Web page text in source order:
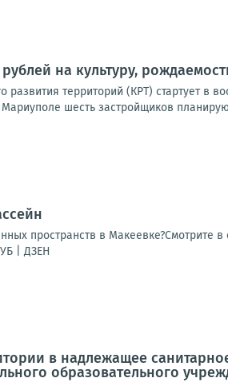
на культуру,
развития территорий (КРТ) стартует в
шесть застройщиков
пространств в Макеевке?Смотрите
| ДЗЕН
в надлежащее
образовательного